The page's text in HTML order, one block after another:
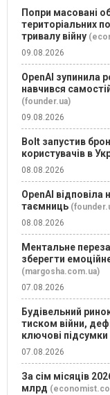
Попри масовані
територіальних
тривалу війну
09.08.2026
OpenAI зупинила
навчився
(founder.ua)
09.08.2026
Bolt запустив
користувачів в
08.08.2026
OpenAI відповіла
таємниць
08.08.2026
Ментальне
зберегти
(margosha.com.ua)
07.08.2026
Будівельний
тиском війни,
ключові підсумки
07.08.2026
За сім місяців
млрд